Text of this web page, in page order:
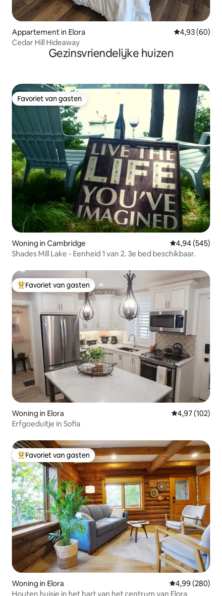
Appartement in Elora Gemiddelde
4,93 (60)
Cedar Hill Hideaway
Gezinsvriendelijke huizen
Favoriet van gasten
Favoriet van gasten
Woning in Cambridge Gemiddelde
4,94 (545)
Shades Mill Lake - Eenheid 1 van 2. 3e bed beschikbaar.
Topfavoriet van gasten
Favoriet van gasten
Woning in Elora Gemiddelde
4,97 (102)
Erfgoeduitje in Sofia
Topfavoriet van gasten
Favoriet van gasten
Woning in Elora Gemiddelde
4,99 (280)
Houten huisje in het hart van het centrum van Elora